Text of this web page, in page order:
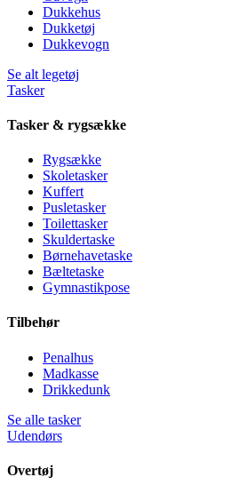
Dukkehus
Dukketøj
Dukkevogn
Se alt legetøj
Tasker
Tasker & rygsække
Rygsække
Skoletasker
Kuffert
Pusletasker
Toilettasker
Skuldertaske
Børnehavetaske
Bæltetaske
Gymnastikpose
Tilbehør
Penalhus
Madkasse
Drikkedunk
Se alle tasker
Udendørs
Overtøj